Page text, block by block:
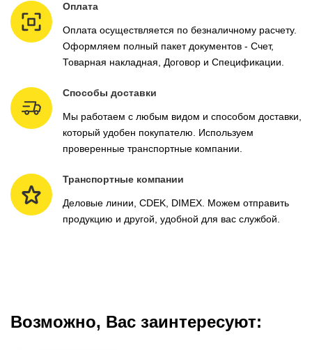
Оплата
Оплата осуществляется по безналичному расчету.
Оформляем полный пакет документов - Счет,
Товарная накладная, Договор и Спецификации.
Способы доставки
Мы работаем с любым видом и способом доставки,
который удобен покупателю. Используем
проверенные транспортные компании.
Транспортные компании
Деловые линии, CDEK, DIMEX. Можем отправить
продукцию и другой, удобной для вас службой.
Возможно, Вас заинтересуют: